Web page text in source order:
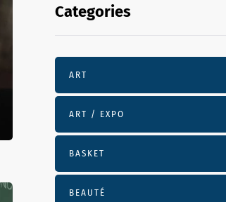
Categories
ART
ART / EXPO
BASKET
BEAUTÉ